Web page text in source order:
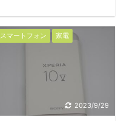
スマートフォン 家電
2023/9/29